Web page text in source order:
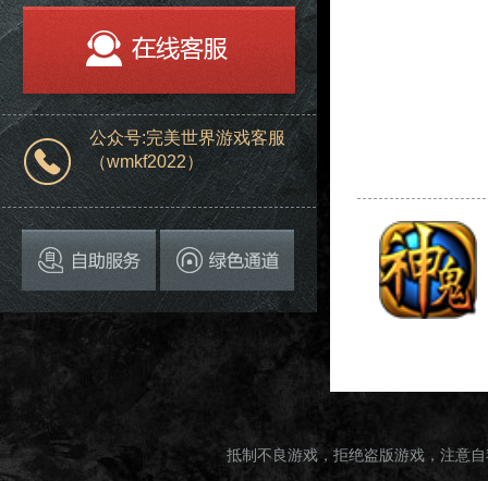
公众号:完美世界游戏客服
（wmkf2022）
抵制不良游戏，拒绝盗版游戏，注意